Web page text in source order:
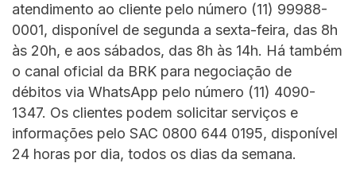
atendimento ao cliente pelo número (11) 99988-
0001, disponível de segunda a sexta-feira, das 8h
às 20h, e aos sábados, das 8h às 14h. Há também
o canal oficial da BRK para negociação de
débitos via WhatsApp pelo número (11) 4090-
1347. Os clientes podem solicitar serviços e
informações pelo SAC 0800 644 0195, disponível
24 horas por dia, todos os dias da semana.